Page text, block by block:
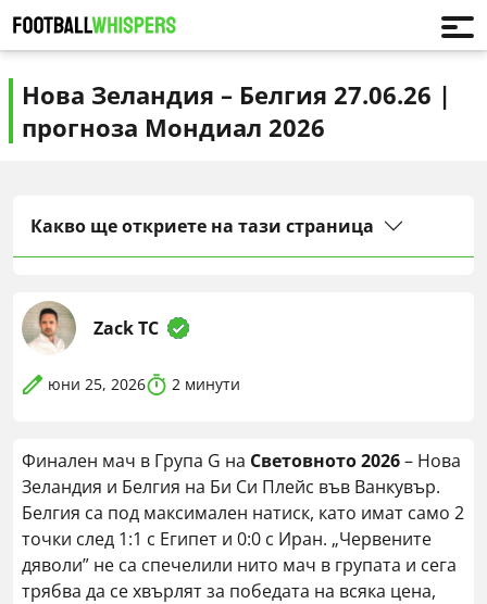
Нова Зеландия – Белгия 27.06.26 |
прогноза Мондиал 2026
Какво ще откриете на тази страница
Zack TC
юни 25, 2026 2 минути
Финален мач в Група G на Световното 2026– Нова
Зеландия и Белгия на Би Си Плейс във Ванкувър.
Белгия са под максимален натиск, като имат само 2
точки след 1:1 с Египет и 0:0 с Иран. „Червените
дяволи” не са спечелили нито мач в групата и сега
трябва да се хвърлят за победата на всяка цена,